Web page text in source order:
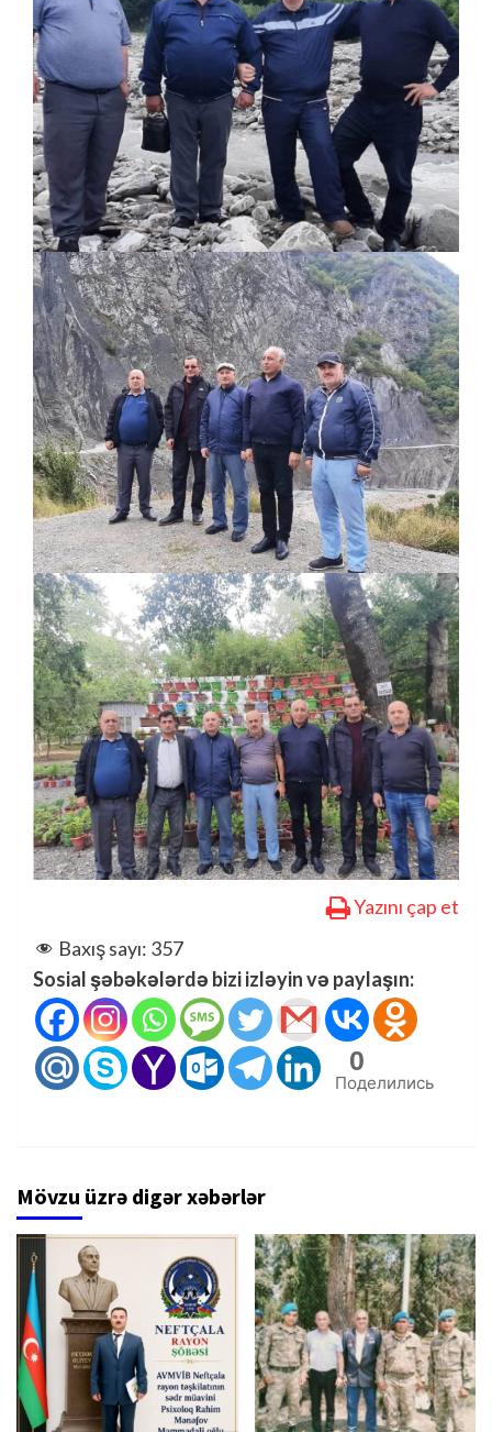
Yazını çap et
Baxış sayı: 357
Sosial şəbəkələrdə bizi izləyin və paylaşın:
0
Поделились
Mövzu üzrə digər xəbərlər